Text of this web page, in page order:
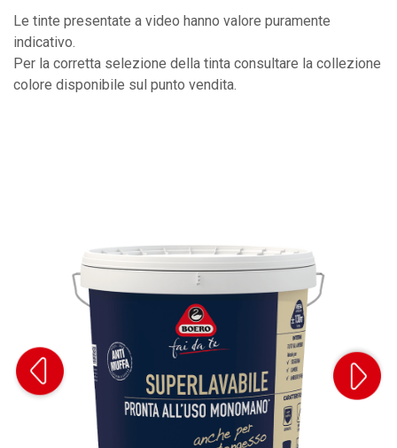
Le tinte presentate a video hanno valore puramente
indicativo.
Per la corretta selezione della tinta consultare la collezione
colore disponibile sul punto vendita.